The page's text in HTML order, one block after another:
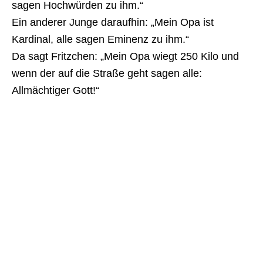
sagen Hochwürden zu ihm.“
Ein anderer Junge daraufhin: „Mein Opa ist
Kardinal, alle sagen Eminenz zu ihm.“
Da sagt Fritzchen: „Mein Opa wiegt 250 Kilo und
wenn der auf die Straße geht sagen alle:
Allmächtiger Gott!“